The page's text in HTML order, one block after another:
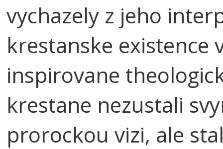
vychazely z jeho
krestanske existence
inspirovane
krestane nezustali
prorockou vizi, ale